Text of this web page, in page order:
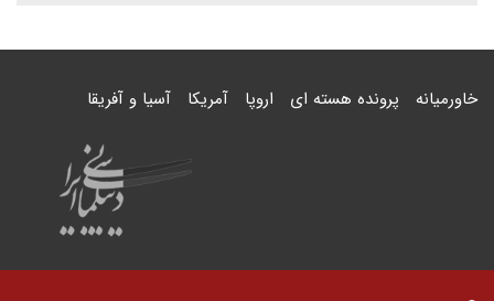
خاورمیانه پرونده هسته ای اروپا آمریکا آسیا و آفریقا